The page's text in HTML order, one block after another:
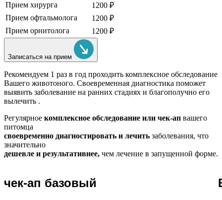
Прием хирурга
1200 ₽
Прием офтальмолога
1200 ₽
Прием орнитолога
1200 ₽
Записаться на прием
Рекомендуем 1 раз в год проходить комплексное обследование
Вашего животоного. Своевременная диагностика поможет
выявить заболевание на ранних стадиях и благополучно его
вылечить .
Регулярное комплексное обследование или чек-ап вашего
питомца
своевременно диагностировать и лечить заболевания, что
значительно
дешевле и результативнее, чем лечение в запущенной форме.
чек-ап базовый